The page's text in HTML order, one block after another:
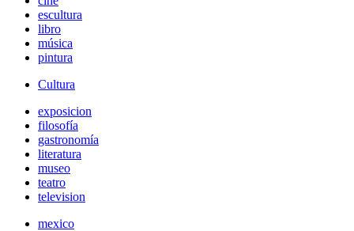
escultura
libro
música
pintura
Cultura
exposicion
filosofía
gastronomía
literatura
museo
teatro
television
mexico